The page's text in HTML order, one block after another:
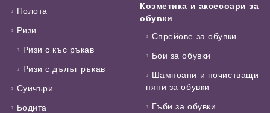
Полота
Ризи
Ризи с къс ръкав
Ризи с дълъг ръкав
Суичъри
Бодита
Козметика и аксесоари за
обувки
Спрейове за обувки
Бои за обувки
Шампоани и почистващи
пяни за обувки
Гъби за обувки